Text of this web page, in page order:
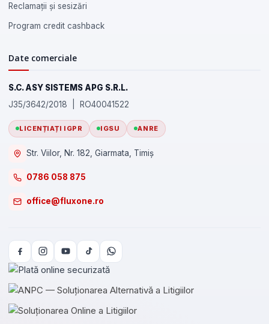
Reclamații și sesizări
Program credit cashback
Date comerciale
S.C. ASY SISTEMS APG S.R.L.
J35/3642/2018 | RO40041522
LICENȚIAȚI IGPR IGSU ANRE
Str. Viilor, Nr. 182, Giarmata, Timiș
0786 058 875
office@fluxone.ro